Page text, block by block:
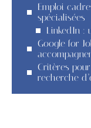
Emploi
spécialisées
LinkedIn :
Google for
Critères
recherche